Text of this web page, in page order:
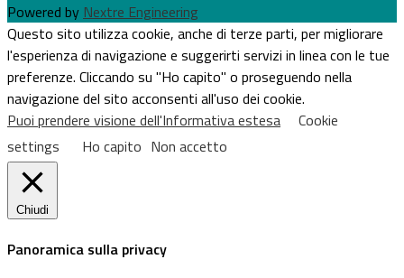
Powered by Nextre Engineering
Questo sito utilizza cookie, anche di terze parti, per migliorare
l'esperienza di navigazione e suggerirti servizi in linea con le tue
preferenze. Cliccando su "Ho capito" o proseguendo nella
navigazione del sito acconsenti all'uso dei cookie.
Puoi prendere visione dell'Informativa estesa
Cookie
settings
Ho capito Non accetto
Chiudi
Panoramica sulla privacy